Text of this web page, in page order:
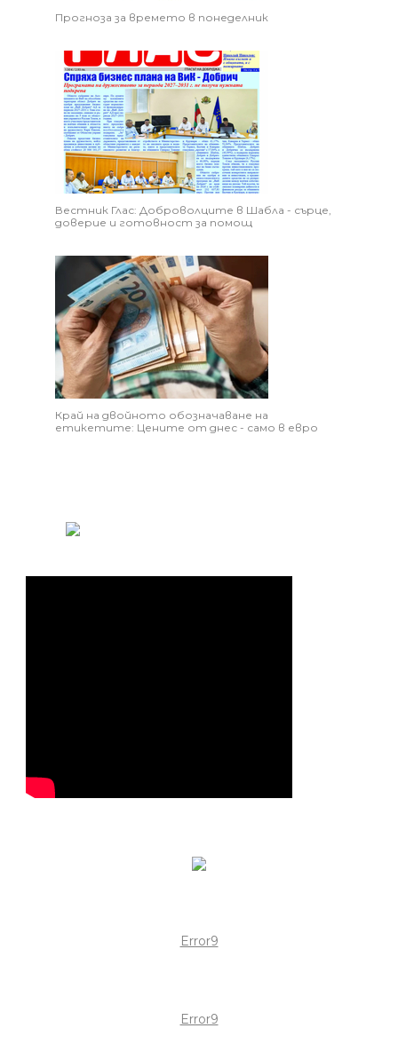
Прогноза за времето в понеделник
Вестник Глас: Доброволците в Шабла - сърце,
доверие и готовност за помощ
Край на двойното обозначаване на
етикетите: Цените от днес - само в евро
Error9
Error9